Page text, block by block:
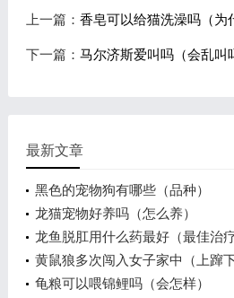
上一篇： 香皂可以给猫洗澡吗（为
下一篇： 马尔济斯爱叫吗（会乱叫
最新文章
黑色的宠物狗有哪些（品种）
龙猫宠物好养吗（怎么养）
龙鱼脱肛用什么药最好（最佳治疗
黄鼠狼多次闯入女子家中（上蹿下
龟粮可以喂锦鲤吗（会怎样）